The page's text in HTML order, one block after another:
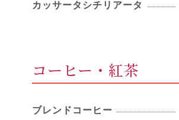
カッサータシチリアータ
コーヒー・紅茶
ブレンドコーヒー